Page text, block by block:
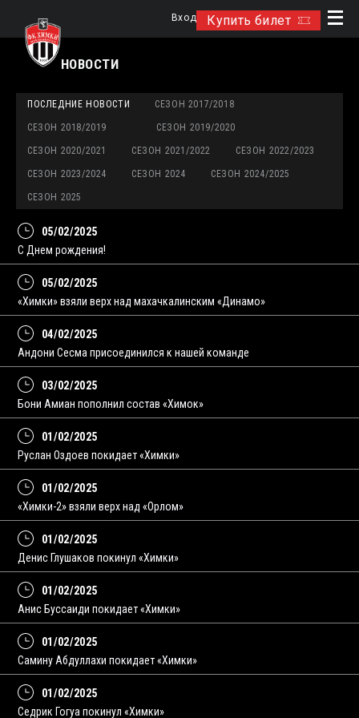
Купить билет
Вход
НОВОСТИ
ПОСЛЕДНИЕ НОВОСТИ СЕЗОН 2017/2018
СЕЗОН 2018/2019 СЕЗОН 2019/2020
СЕЗОН 2020/2021 СЕЗОН 2021/2022 СЕЗОН 2022/2023
СЕЗОН 2023/2024 СЕЗОН 2024 СЕЗОН 2024/2025
СЕЗОН 2025
05/02/2025
C Днем рождения!
05/02/2025
«Химки» взяли верх над махачкалинским «Динамо»
04/02/2025
Андони Сесма присоединился к нашей команде
03/02/2025
Бони Амиан пополнил состав «Химок»
01/02/2025
Руслан Оздоев покидает «Химки»
01/02/2025
«Химки-2» взяли верх над «Орлом»
01/02/2025
Денис Глушаков покинул «Химки»
01/02/2025
Анис Буссаиди покидает «Химки»
01/02/2025
Самину Абдуллахи покидает «Химки»
01/02/2025
Седрик Гогуа покинул «Химки»